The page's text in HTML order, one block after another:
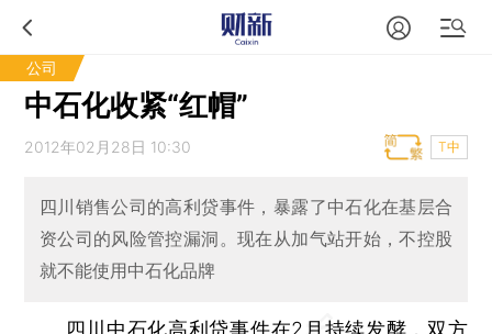
公司
中石化收紧“红帽”
2012年02月28日 10:30 T中
四川销售公司的高利贷事件，暴露了中石化在基层合
资公司的风险管控漏洞。现在从加气站开始，不控股
就不能使用中石化品牌
四川中石化高利贷事件在2月持续发酵，双方